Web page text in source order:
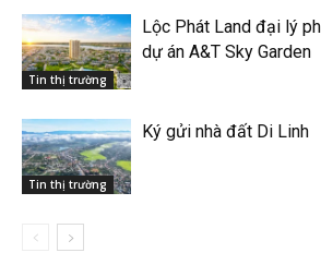
Tin thị trường
Lộc Phát Land đại lý
dự án A&T Sky Garden
Tin thị trường
Ký gửi nhà đất Di Linh